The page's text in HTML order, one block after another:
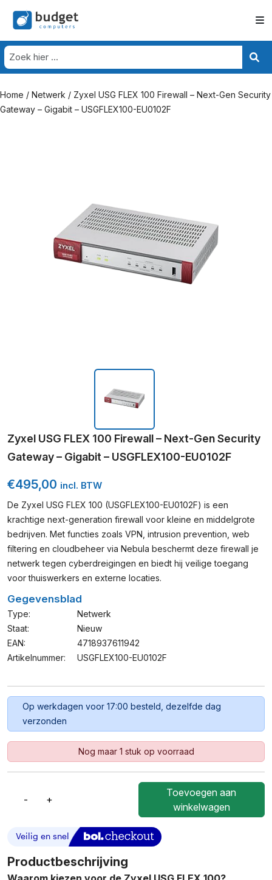
Home / Netwerk / Zyxel USG FLEX 100 Firewall – Next-Gen Security
Gateway – Gigabit – USGFLEX100-EU0102F
Zyxel USG FLEX 100 Firewall – Next-Gen Security
Gateway – Gigabit – USGFLEX100-EU0102F
€495,00 incl. BTW
De Zyxel USG FLEX 100 (USGFLEX100-EU0102F) is een
krachtige next-generation firewall voor kleine en middelgrote
bedrijven. Met functies zoals VPN, intrusion prevention, web
filtering en cloudbeheer via Nebula beschermt deze firewall je
netwerk tegen cyberdreigingen en biedt hij veilige toegang
voor thuiswerkers en externe locaties.
Gegevensblad
Type:
Netwerk
Staat:
Nieuw
EAN:
4718937611942
Artikelnummer:
USGFLEX100-EU0102F
Op werkdagen voor 17:00 besteld, dezelfde dag
verzonden
Nog maar 1 stuk op voorraad
-
FLEX
Firewall
–
+
Toevoegen aan
winkelwagen
Productbeschrijving